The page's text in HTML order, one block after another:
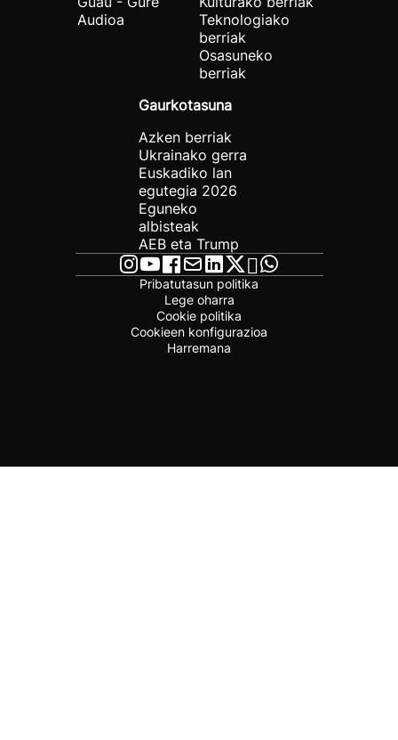
Audioa
Teknologiako
berriak
Osasuneko
berriak
Gaurkotasuna
Azken berriak
Ukrainako gerra
Euskadiko lan
egutegia 2026
Eguneko
albisteak
AEB eta Trump
Pribatutasun politika
Lege oharra
Cookie politika
Cookieen konfigurazioa
Harremana